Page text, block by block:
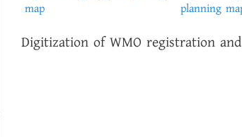
map
planning
Digitization of WMO registration